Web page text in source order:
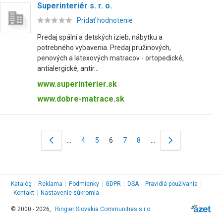
Superinteriér s. r. o.
Pridať hodnotenie
Predaj spální a detských izieb, nábytku a
potrebného vybavenia. Predaj pružinových,
penových a latexových matracov - ortopedické,
antialergické, antir...
www.superinterier.sk
www.dobre-matrace.sk
4 5 6 7 8
Katalóg Reklama Podmienky GDPR DSA Pravidlá používania
Kontakt
Nastavenie súkromia
© 2000 - 2026, Ringier Slovakia Communities s.r.o.